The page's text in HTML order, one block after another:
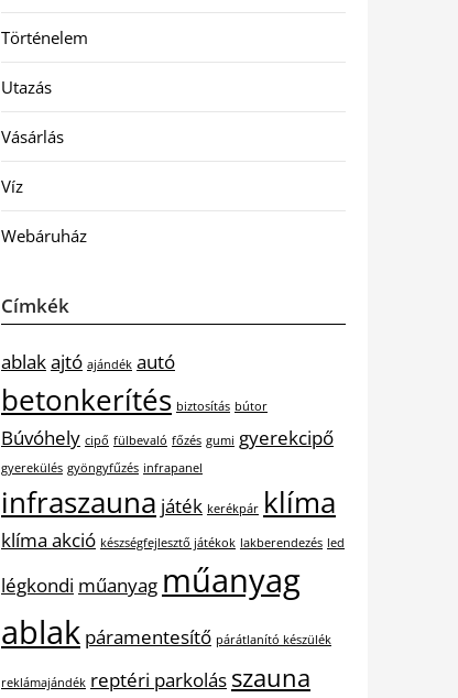
Történelem
Utazás
Vásárlás
Víz
Webáruház
Címkék
ablakajtó ajándék autó
betonkerítés biztosítás bútor
Búvóhely cipő fülbevaló főzés gumi gyerekcipő
gyerekülés gyöngyfűzés infrapanel
infraszauna játék kerékpár klíma
klíma akció készségfejlesztő játékok lakberendezés led
légkondi műanyag műanyag
ablak páramentesítő párátlanító készülék
reklámajándék reptéri parkolás szauna